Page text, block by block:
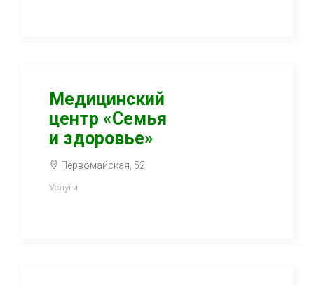
Медицинский
центр «Семья
и здоровье»
Первомайская, 52
Услуги